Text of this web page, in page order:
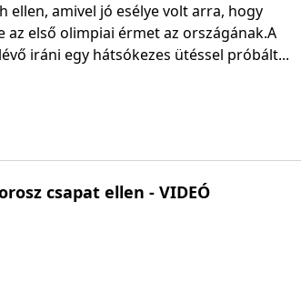
ellen, amivel jó esélye volt arra, hogy
az első olimpiai érmet az országának.A
iráni egy hátsókezes ütéssel próbált...
csapat ellen - VIDEÓ